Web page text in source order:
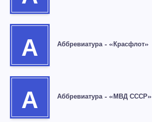
А Аббревиатура – «Красфлот»
А Аббревиатура – «МВД СССР»